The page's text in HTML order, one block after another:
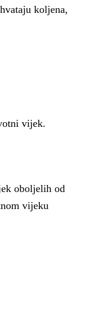
koljena,
vijek.
oboljelih od
vijeku